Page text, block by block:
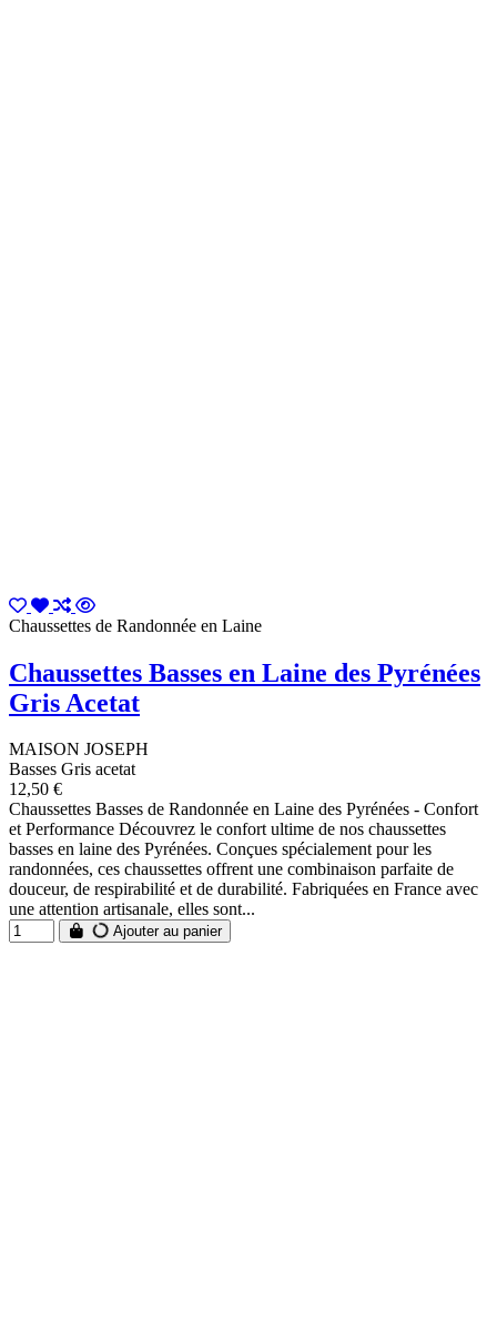
Chaussettes de Randonnée en Laine
Chaussettes Basses en Laine des Pyrénées
Gris Acetat
MAISON JOSEPH
Basses Gris acetat
12,50 €
Chaussettes Basses de Randonnée en Laine des Pyrénées - Confort
et Performance Découvrez le confort ultime de nos chaussettes
basses en laine des Pyrénées. Conçues spécialement pour les
randonnées, ces chaussettes offrent une combinaison parfaite de
douceur, de respirabilité et de durabilité. Fabriquées en France avec
une attention artisanale, elles sont...
Ajouter au panier